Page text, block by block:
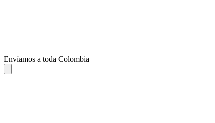
Envíamos a toda Colombia